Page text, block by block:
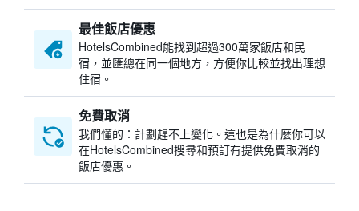
最佳飯店優惠
HotelsCombined​能找到超過300萬家飯店和民
宿，並匯總在同一個地方，方便你比較並找出理想
住宿。
免費取消
我們懂的：計劃趕不上變化。這也是為什麼你可以
在HotelsCombined搜尋和預訂有提供免費取消的
飯店優惠。